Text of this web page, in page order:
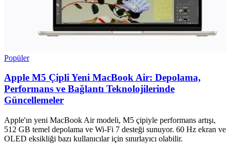
Popüler
Apple M5 Çipli Yeni MacBook Air: Depolama,
Performans ve Bağlantı Teknolojilerinde
Güncellemeler
Apple'ın yeni MacBook Air modeli, M5 çipiyle performans artışı,
512 GB temel depolama ve Wi-Fi 7 desteği sunuyor. 60 Hz ekran ve
OLED eksikliği bazı kullanıcılar için sınırlayıcı olabilir.